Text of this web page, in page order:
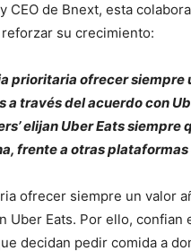
CEO de Bnext, esta
su crecimiento:
prioritaria ofrecer siempre
a través del acuerdo con
elijan Uber Eats
frente a otras
ofrecer siempre un valor
Uber Eats. Por ello, confian
decidan pedir comida a